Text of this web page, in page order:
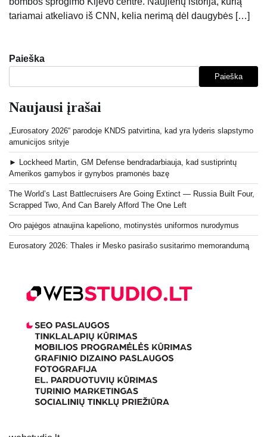
tariamai atkeliavo iš CNN, kelia nerimą dėl daugybės […]
Paieška
Paieška
Naujausi įrašai
„Eurosatory 2026“ parodoje KNDS patvirtina, kad yra lyderis slapstymo
amunicijos srityje
► Lockheed Martin, GM Defense bendradarbiauja, kad sustiprintų
Amerikos gamybos ir gynybos pramonės bazę
The World’s Last Battlecruisers Are Going Extinct — Russia Built Four,
Scrapped Two, And Can Barely Afford The One Left
Oro pajėgos atnaujina kapeliono, motinystės uniformos nurodymus
Eurosatory 2026: Thales ir Mesko pasirašo susitarimo memorandumą